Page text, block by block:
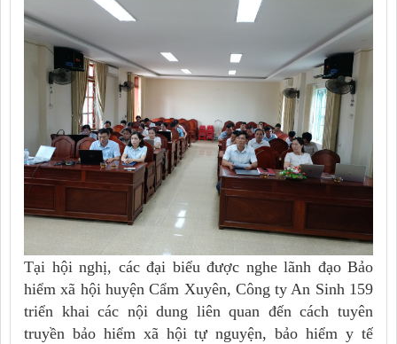
Tại hội nghị, các đại biểu được nghe lãnh đạo Bảo
hiểm xã hội huyện Cẩm Xuyên, Công ty An Sinh 159
triển khai các nội dung liên quan đến cách tuyên
truyền bảo hiểm xã hội tự nguyện, bảo hiểm y tế